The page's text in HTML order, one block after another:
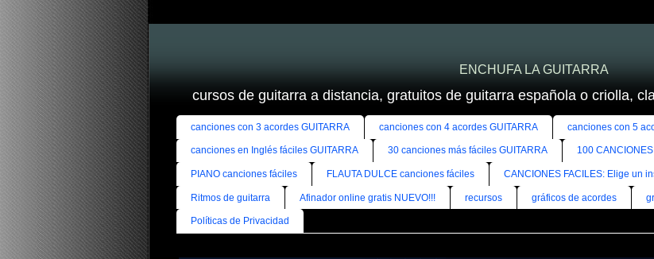
ENCHUFA LA GUITARRA
cursos de guitarra a distancia, gratuitos de guitarra española o criolla,
canciones con 3 acordes GUITARRA canciones con 4 acordes GUITARRA canciones con 5
canciones en Inglés fáciles GUITARRA 30 canciones más fáciles GUITARRA 100
PIANO canciones fáciles FLAUTA DULCE canciones fáciles CANCIONES FACILES: Elige un
Ritmos de guitarra Afinador online gratis NUEVO!!! recursos gráficos de acordes
Políticas de Privacidad